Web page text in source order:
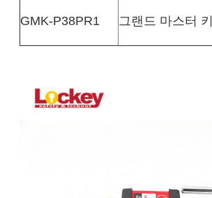
GMK-P38PR1 그랜드 마스터 키